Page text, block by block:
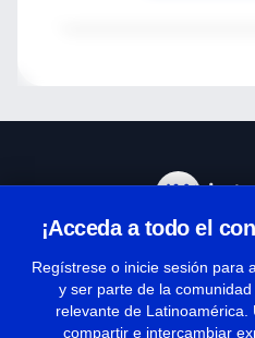
¡Acceda a todo el
Regístrese o inicie sesión para
y ser parte de la
relevante de Latinoamérica.
compartir e intercambiar
Términos y